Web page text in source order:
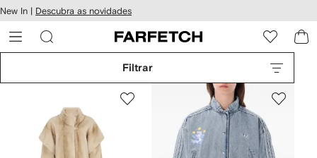
o
New In | Descubra as novidades
Filtrar